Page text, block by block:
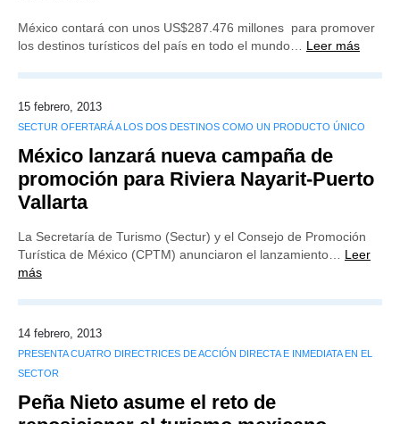
México contará con unos US$287.476 millones para promover
los destinos turísticos del país en todo el mundo… Leer más
15 febrero, 2013
SECTUR OFERTARÁ A LOS DOS DESTINOS COMO UN PRODUCTO ÚNICO
México lanzará nueva campaña de
promoción para Riviera Nayarit-Puerto
Vallarta
La Secretaría de Turismo (Sectur) y el Consejo de Promoción
Turística de México (CPTM) anunciaron el lanzamiento… Leer
más
14 febrero, 2013
PRESENTA CUATRO DIRECTRICES DE ACCIÓN DIRECTA E INMEDIATA EN EL
SECTOR
Peña Nieto asume el reto de